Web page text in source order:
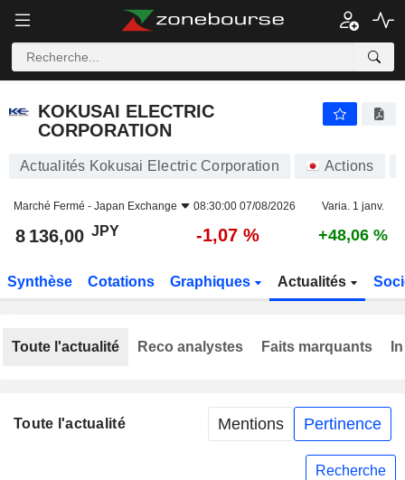
KOKUSAI ELECTRIC
CORPORATION
Actualités Kokusai Electric Corporation Actions
Marché Fermé - Japan Exchange 08:30:00 07/08/2026 Varia. 1 janv.
8 136,00 JPY -1,07 % +48,06 %
Synthèse Cotations Graphiques Actualités
Toute l'actualité Mentions Pertinence
Recherche
Toute l'actualité Reco analystes Faits marquants